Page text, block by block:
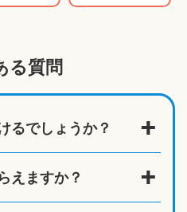
る質問
るでしょうか？
えますか？